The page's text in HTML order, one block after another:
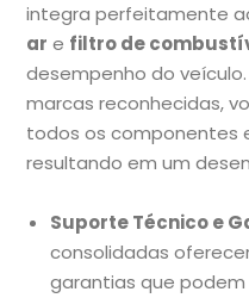
integra perfeitamente
ar e filtro de
desempenho do
marcas reconhecidas,
todos os componentes
resultando em um
Suporte Técnico e
consolidadas
garantias que